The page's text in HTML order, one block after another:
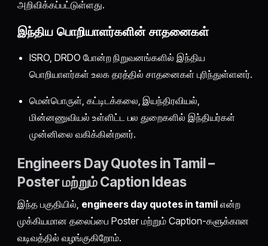
அறிவிக்கப்பட்டுள்ளது.
இந்திய பொறியாளர்களின் சாதனைகள்
ISRO, DRDO போன்ற நிறுவனங்களில் இந்திய
பொறியாளர்கள் உலக தரத்தில் சாதனைகள் புரிந்துள்ளனர்.
மென்பொருள், கட்டிடக்கலை, இயந்திரவியல்,
மின்னணுவியல் உள்ளிட்ட பல துறைகளில் இந்தியர்கள்
முன்னிலை வகிக்கின்றனர்.
Engineers Day Quotes in Tamil –
Poster மற்றும் Caption Ideas
இந்த பகுதியில், engineers day quotes in tamil என்ற
முக்கியமான தலைப்பை Poster மற்றும் Caption-களுக்கான
வடிவத்தில் வழங்குகிறோம்.